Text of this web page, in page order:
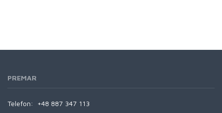
PREMAR
Telefon:
+48 887 347 113